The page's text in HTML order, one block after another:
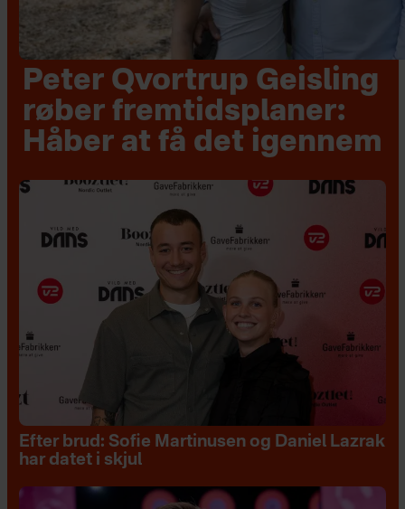
Peter Qvortrup Geisling
røber fremtidsplaner:
Håber at få det igennem
Efter brud: Sofie Martinusen og Daniel Lazrak
har datet i skjul